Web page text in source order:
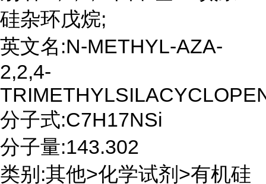
硅杂环戊烷;
英文名:N-METHYL-AZA-
2,2,4-
分子式:C7H17NSi
分子量:143.302
类别:其他>化学试剂>有机硅